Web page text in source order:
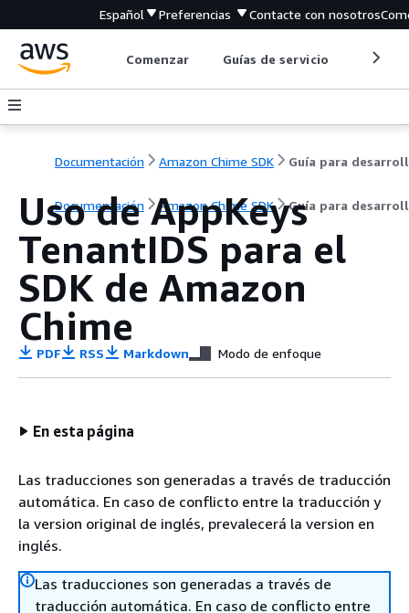
Español Preferencias Contacte con nosotros
Comenzar Guías de servicio
Documentación Amazon Chime SDK
Documentación Amazon Chime SDK Guía para
Uso de AppKeys
TenantIDS para el
SDK de Amazon
Chime
PDF RSS Markdown Modo de enfoque
En esta página
Las traducciones son generadas a través de traducción
automática. En caso de conflicto entre la traducción y
la version original de inglés, prevalecerá la version en
inglés.
Las traducciones son generadas a través de
traducción automática. En caso de conflicto entre